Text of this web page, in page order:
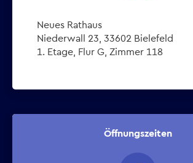
Neues Rathaus
Niederwall 23, 33602 Bielefeld
1. Etage, Flur G, Zimmer 118
Öffnungszeiten